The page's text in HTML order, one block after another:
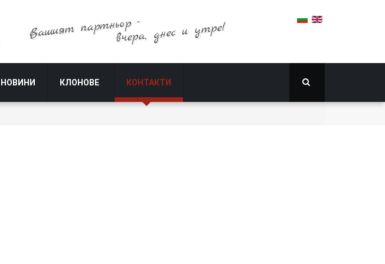
Вашият партньор -вчера, днес и утре!
НОВИНИ КЛОНОВЕ КОНТАКТИ